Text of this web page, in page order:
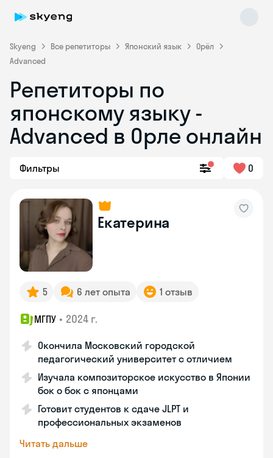
Skyeng Все репетиторы Японский язык
Орёл
Advanced
Репетиторы по
японскому языку -
Advanced в Орле онлайн
Фильтры 0
Екатерина
5 6 лет опыта 1 отзыв
МГПУ • 2024 г.
Окончила Московский городской
педагогический университет с отличием
Изучала композиторское искусство в Японии
бок о бок с японцами
Готовит студентов к сдаче JLPT и
профессиональных экзаменов
Читать дальше
Skyeng Chat